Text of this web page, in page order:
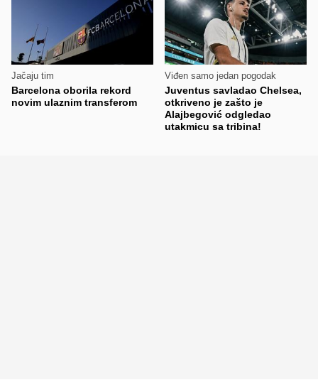
Jačaju tim
Barcelona oborila rekord
novim ulaznim transferom
Viđen samo jedan pogodak
Juventus savladao Chelsea,
otkriveno je zašto je
Alajbegović odgledao
utakmicu sa tribina!